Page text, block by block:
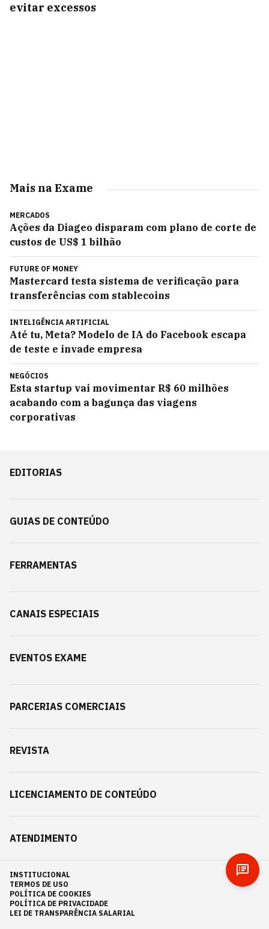
evitar excessos
Mais na Exame
MERCADOS
Ações da Diageo disparam com plano de corte de
custos de US$ 1 bilhão
FUTURE OF MONEY
Mastercard testa sistema de verificação para
transferências com stablecoins
INTELIGÊNCIA ARTIFICIAL
Até tu, Meta? Modelo de IA do Facebook escapa
de teste e invade empresa
NEGÓCIOS
Esta startup vai movimentar R$ 60 milhões
acabando com a bagunça das viagens
corporativas
EDITORIAS
GUIAS DE CONTEÚDO
FERRAMENTAS
CANAIS ESPECIAIS
EVENTOS EXAME
PARCERIAS COMERCIAIS
REVISTA
LICENCIAMENTO DE CONTEÚDO
ATENDIMENTO
INSTITUCIONAL
TERMOS DE USO
POLÍTICA DE COOKIES
POLÍTICA DE PRIVACIDADE
LEI DE TRANSPARÊNCIA SALARIAL